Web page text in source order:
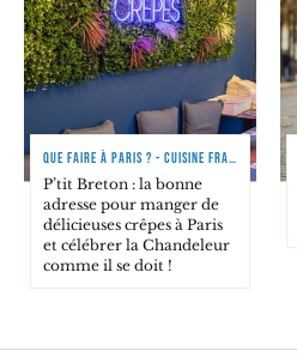
QUE FAIRE À PARIS ? - CUISINE FRANÇAISE
P’tit Breton : la bonne
adresse pour manger de
délicieuses crêpes à Paris
et célébrer la Chandeleur
comme il se doit !